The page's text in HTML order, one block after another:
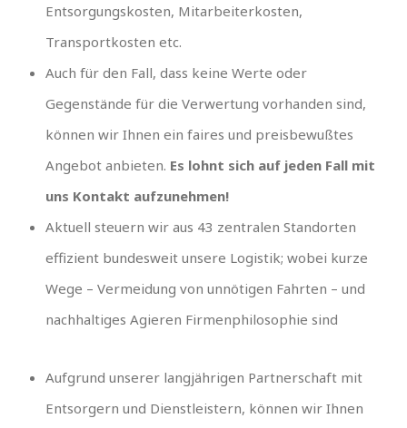
Entsorgungskosten, Mitarbeiterkosten,
Transportkosten etc.
Auch für den Fall, dass keine Werte oder
Gegenstände für die Verwertung vorhanden sind,
können wir Ihnen ein faires und preisbewußtes
Angebot anbieten. Es lohnt sich auf jeden Fall mit
uns Kontakt aufzunehmen!
Aktuell steuern wir aus 43 zentralen Standorten
effizient bundesweit unsere Logistik; wobei kurze
Wege – Vermeidung von unnötigen Fahrten – und
nachhaltiges Agieren Firmenphilosophie sind
Aufgrund unserer langjährigen Partnerschaft mit
Entsorgern und Dienstleistern, können wir Ihnen